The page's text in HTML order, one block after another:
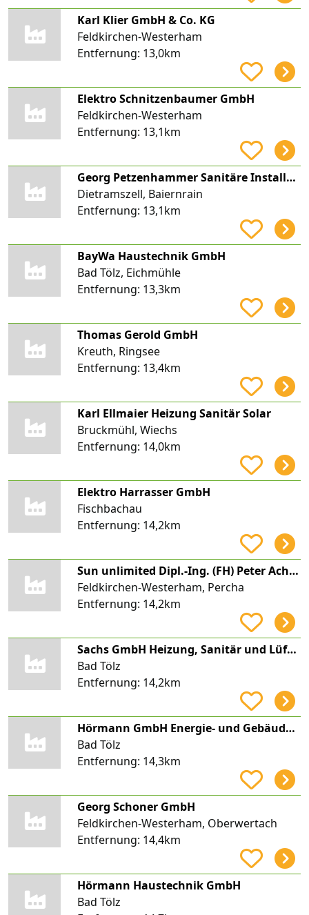
Karl Klier GmbH & Co. KG
Feldkirchen-Westerham
Entfernung: 13,0km
Elektro Schnitzenbaumer GmbH
Feldkirchen-Westerham
Entfernung: 13,1km
Georg Petzenhammer Sanitäre Installationen
Dietramszell, Baiernrain
Entfernung: 13,1km
BayWa Haustechnik GmbH
Bad Tölz, Eichmühle
Entfernung: 13,3km
Thomas Gerold GmbH
Kreuth, Ringsee
Entfernung: 13,4km
Karl Ellmaier Heizung Sanitär Solar
Bruckmühl, Wiechs
Entfernung: 14,0km
Elektro Harrasser GmbH
Fischbachau
Entfernung: 14,2km
Sun unlimited Dipl.-Ing. (FH) Peter Achmüller
Feldkirchen-Westerham, Percha
Entfernung: 14,2km
Sachs GmbH Heizung, Sanitär und Lüftung
Bad Tölz
Entfernung: 14,2km
Hörmann GmbH Energie- und Gebäudetechnik
Bad Tölz
Entfernung: 14,3km
Georg Schoner GmbH
Feldkirchen-Westerham, Oberwertach
Entfernung: 14,4km
Hörmann Haustechnik GmbH
Bad Tölz